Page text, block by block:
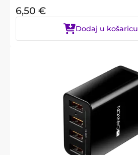
6,50 €
Dodaj u košaricu